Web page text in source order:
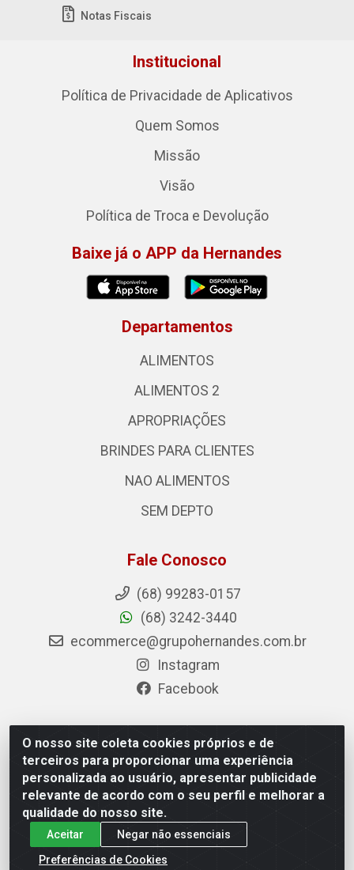
O nosso site coleta cookies próprios e de
terceiros para proporcionar uma experiência
personalizada ao usuário, apresentar publicidade
relevante de acordo com o seu perfil e melhorar a
qualidade do nosso site.
Aceitar
Negar não essenciais
Preferências de Cookies
Notas Fiscais
Institucional
Política de Privacidade de Aplicativos
Quem Somos
Missão
Visão
Política de Troca e Devolução
Baixe já o APP da Hernandes
Departamentos
ALIMENTOS
ALIMENTOS 2
APROPRIAÇÕES
BRINDES PARA CLIENTES
NAO ALIMENTOS
SEM DEPTO
Fale Conosco
(68) 99283-0157
(68) 3242-3440
ecommerce@grupohernandes.com.br
Instagram
Facebook
Hernandes - Atacado e Distribuições - Rodovia
Transacreana, 2155 - Floresta Sul, Rio Branco/AC - CEP
69.912-290 - CNPJ 12.996.556/0001-69